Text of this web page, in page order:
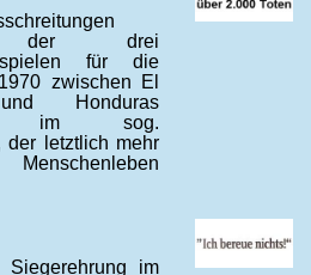
der drei
für die
zwischen El
Honduras
im sog.
der letztlich mehr
Siegerehrung im